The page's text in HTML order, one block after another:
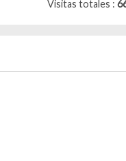
Visitas totales